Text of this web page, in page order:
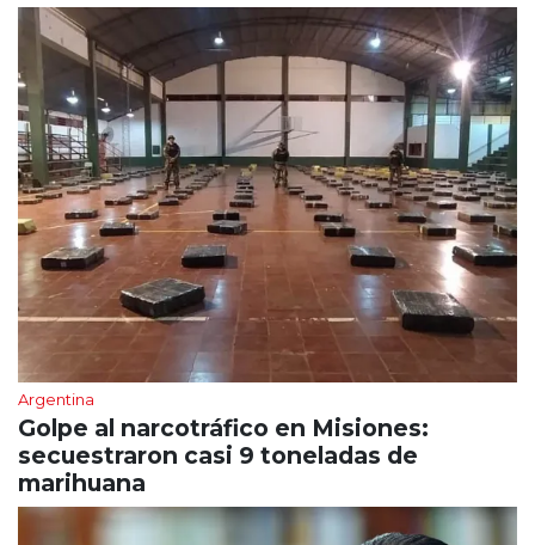
Argentina
Golpe al narcotráfico en Misiones:
secuestraron casi 9 toneladas de
marihuana